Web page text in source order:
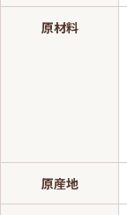
原材料
原産地